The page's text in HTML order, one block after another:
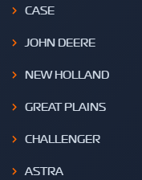
CASE
JOHN DEERE
NEW HOLLAND
GREAT PLAINS
CHALLENGER
ASTRA